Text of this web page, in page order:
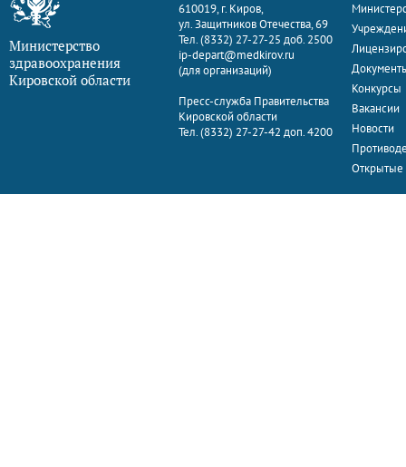
Министерство
здравоохранения
Кировской области
610019, г. Киров,
ул. Защитников Отечества, 69
Тел. (8332) 27-27-25 доб. 2500
ip-depart@medkirov.ru
(для организаций)
Пресс-служба Правительства
Кировской области
Тел. (8332) 27-27-42 доп. 4200
Конкурсы
Вакансии
Новости